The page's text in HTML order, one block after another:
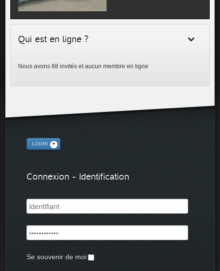
Qui est en ligne ?
Nous avons 88 invités et aucun membre en ligne
LOGIN
Connexion - Identification
Se souvenir de moi